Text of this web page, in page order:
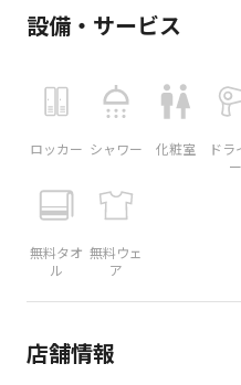
設備・サービス
ロッカー シャワー 化粧室
ドラ
ー
無料タオ
ル
無料ウェ
ア
店舗情報